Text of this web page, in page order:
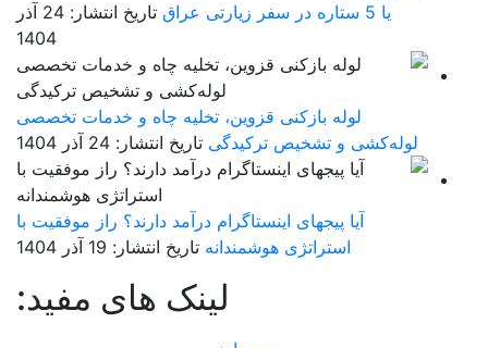
تاریخ انتشار: 24 آذر
1404
لوله بازکنی قزوین، تخلیه چاه و خدمات تخصصی
لوله‌کشی و تشخیص ترکیدگی تاریخ انتشار: 24 آذر 1404
آیا پیجهای اینستاگرام درآمد دارند؟ راز موفقیت با
استراتژی هوشمندانه تاریخ انتشار: 19 آذر 1404
لینک های مفید: